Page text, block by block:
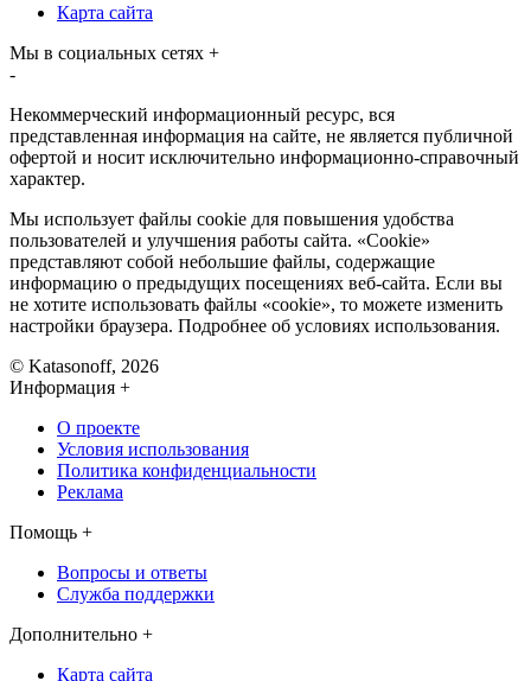
Карта сайта
Мы в социальных сетях +
-
Некоммерческий информационный ресурс, вся
представленная информация на сайте, не является публичной
офертой и носит исключительно информационно-справочный
характер.
Мы использует файлы cookie для повышения удобства
пользователей и улучшения работы сайта. «Cookie»
представляют собой небольшие файлы, содержащие
информацию о предыдущих посещениях веб-сайта. Если вы
не хотите использовать файлы «cookie», то можете изменить
настройки браузера. Подробнее об условиях использования.
© Katasonoff, 2026
Информация +
О проекте
Условия использования
Политика конфиденциальности
Реклама
Помощь +
Вопросы и ответы
Служба поддержки
Дополнительно +
Карта сайта